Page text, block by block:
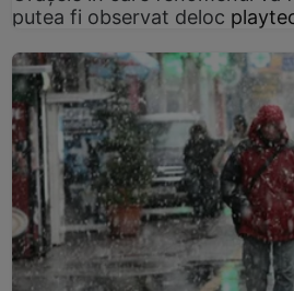
putea fi observat deloc